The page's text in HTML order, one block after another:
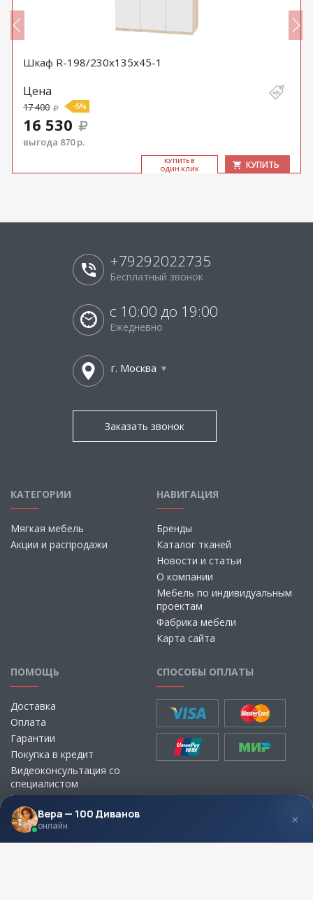
Шкаф R-198/230х135х45-1
Цена
17 400 -5%
16 530
выгода 870 р.
КУ­ПИТЬ В
ОДИН КЛИК
КУПИТЬ
+79292022735
Бесплатный звонок
с 10:00 до 19:00
Ежедневно
г. Москва
Заказать звонок
КАТЕГОРИИ
Мягкая мебель
Акции и распродажи
НАВИГАЦИЯ
Бренды
Каталог тканей
Новости и статьи
О компании
Мебель по индивидуальным
проектам
Фабрика мебели
Карта сайта
ПОМОЩЬ
Доставка
Оплата
Гарантии
Покупка в кредит
Видеоконсультация со
специалистом
Выбор ткани для мебели без
визита в магазин
СПОСОБЫ ОПЛАТЫ
МЫ В СОЦСЕТЯХ КОНТАКТЫ
Вера — 100 Диванов
онлайн ×